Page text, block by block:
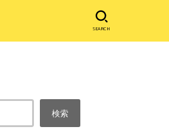
SEARCH
検索